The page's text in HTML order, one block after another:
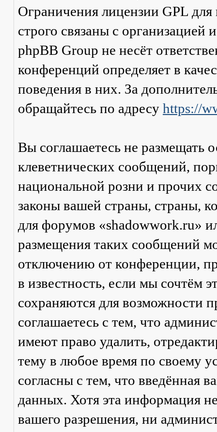
Ограничения лицензии GPL
строго связаны с
phpBB Group не несёт
конференций определяет в
поведения в них. За
обращайтесь по адресу https://
Вы соглашаетесь не размещать
клеветнических сообщений,
национальной розни и прочих
законы вашей страны, страны,
для форумов «shadowwork.ru»
размещения таких сообщений
отключению от конференции,
в известность, если мы сочтём
сохраняются для возможности
соглашаетесь с тем, что
имеют право удалить,
тему в любое время по своему
согласны с тем, что введённая
данных. Хотя эта информация
вашего разрешения, ни